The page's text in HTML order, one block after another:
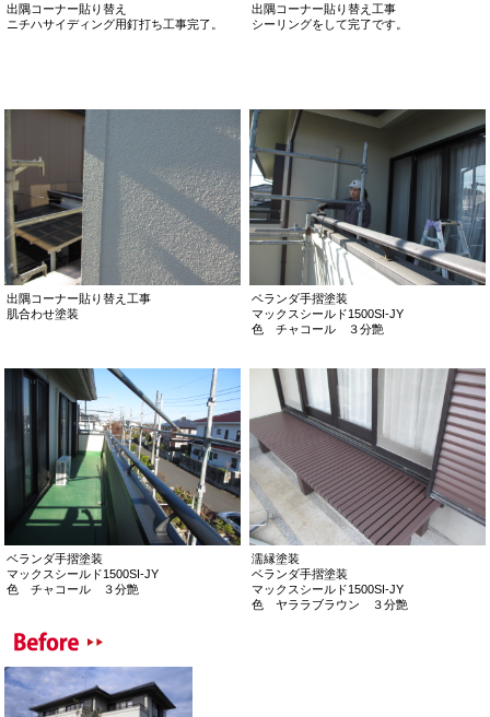
出隅コーナー貼り替え
ニチハサイディング用釘打ち工事完了。
出隅コーナー貼り替え工事
シーリングをして完了です。
出隅コーナー貼り替え工事
肌合わせ塗装
ベランダ手摺塗装
マックスシールド1500SI-JY
色 チャコール ３分艶
ベランダ手摺塗装
マックスシールド1500SI-JY
色 チャコール ３分艶
濡縁塗装
ベランダ手摺塗装
マックスシールド1500SI-JY
色 ヤララブラウン ３分艶